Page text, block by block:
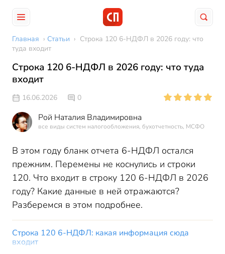
Главная › Статьи › Строка 120 6-НДФЛ в 2026 году: что
туда входит
Строка 120 6-НДФЛ в 2026 году: что туда
входит
16.06.2026 0
Рой Наталия Владимировна
все виды систем налогообложения, бухотчетность, МСФО
В этом году бланк отчета 6-НДФЛ остался
прежним. Перемены не коснулись и строки
120. Что входит в строку 120 6-НДФЛ в 2026
году? Какие данные в ней отражаются?
Разберемся в этом подробнее.
Строка 120 6-НДФЛ: какая информация сюда
входит